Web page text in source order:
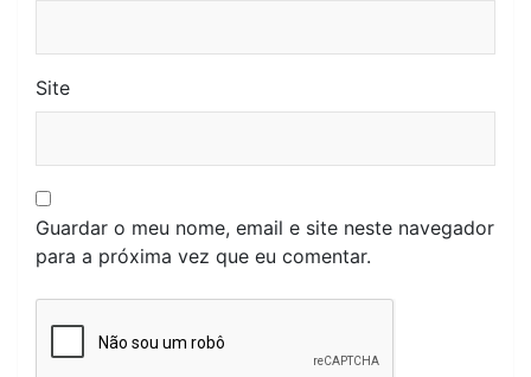
Site
Guardar o meu nome, email e site neste navegador
para a próxima vez que eu comentar.